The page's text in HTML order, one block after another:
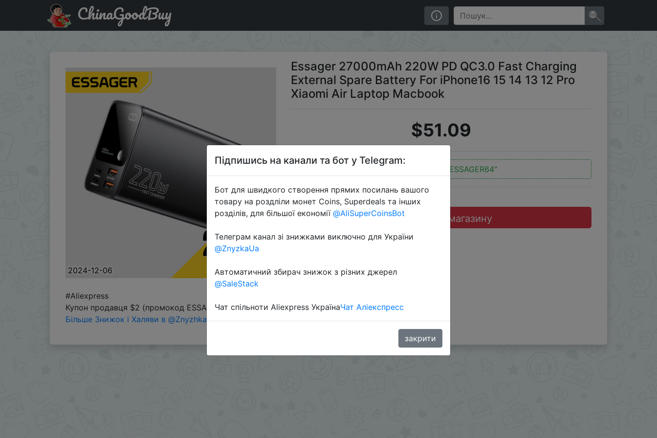
Промокод на знижку ESSAGER64 Essager 27000mAh 220W PD QC3.0 Fast Charging External Spare Battery For iPhone16 15 14 13 12 Pro Xiaomi Air Laptop Macbook
ChinaGoodBuy
2024-12-06
Essager 27000mAh 220W PD QC3.0 Fast Charging
External Spare Battery For iPhone16 15 14 13 12 Pro
Xiaomi Air Laptop Macbook
$51.09
"ESSAGER64"
Перейти до магазину
#Aliexpress
Купон продавця $2 (промокод ESSAGER64) + знижка монетами 222 Coins в додатку.
Більше Знижок і Халяви в @ZnyzhkaUA
Підпишись на канали та бот у Telegram:
Бот для швидкого створення прямих посилань вашого
товару на роздліли монет Coins, Superdeals та інших
розділів, для більшої економії @AliSuperCoinsBot
Телеграм канал зі знижками виключно для України
@ZnyzkaUa
Автоматичний збирач знижок з різних джерел
@SaleStack
Чат спільноти Aliexpress УкраїнаЧат Аліекспресс
закрити